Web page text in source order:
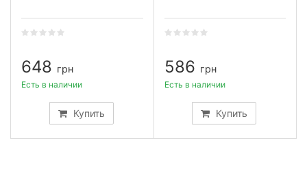
648 грн
Купить
Есть в наличии
586 грн
Купить
Есть в наличии